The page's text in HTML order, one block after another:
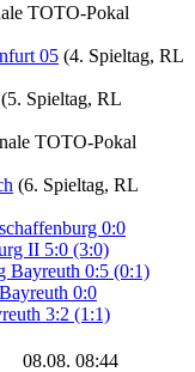
TOTO-Pokal
05 (4. Spieltag, RL
(5. Spieltag, RL
TOTO-Pokal
(6. Spieltag, RL
0:0
II 5:0 (3:0)
Bayreuth 0:5 (0:1)
0:0
3:2 (1:1)
08.08. 08:44